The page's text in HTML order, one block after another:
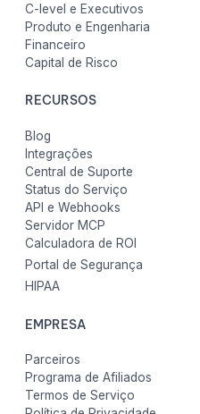
C-level e Executivos
Produto e Engenharia
Financeiro
Capital de Risco
RECURSOS
Blog
Integrações
Central de Suporte
Status do Serviço
API e Webhooks
Servidor MCP
Calculadora de ROI
Portal de Segurança
HIPAA
EMPRESA
Parceiros
Programa de Afiliados
Termos de Serviço